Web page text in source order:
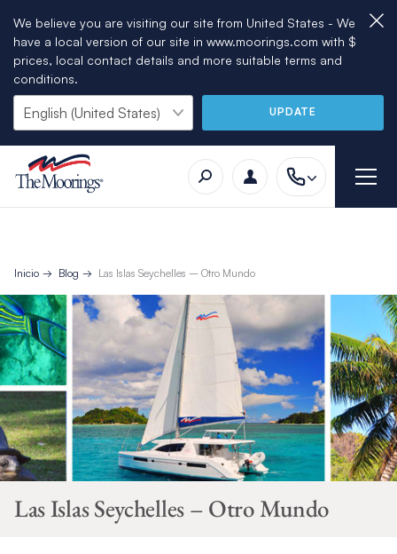
We believe you are visiting our site from United States - We
have a local version of our site in www.moorings.com with $
prices, local contact details and more suitable terms and
conditions.
UPDATE
Inicio Blog Las Islas Seychelles – Otro Mundo
Las Islas Seychelles – Otro Mundo